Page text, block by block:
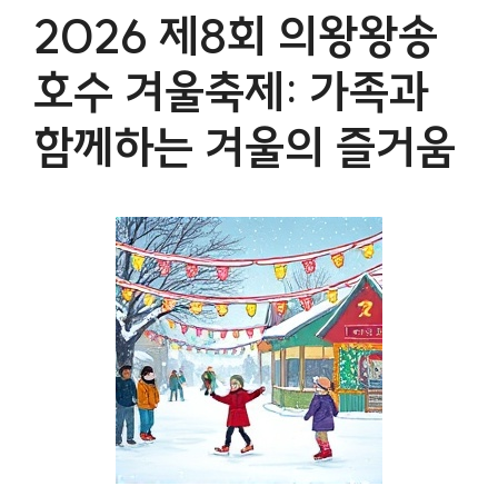
2026 제8회 의왕왕송
호수 겨울축제: 가족과
함께하는 겨울의 즐거움